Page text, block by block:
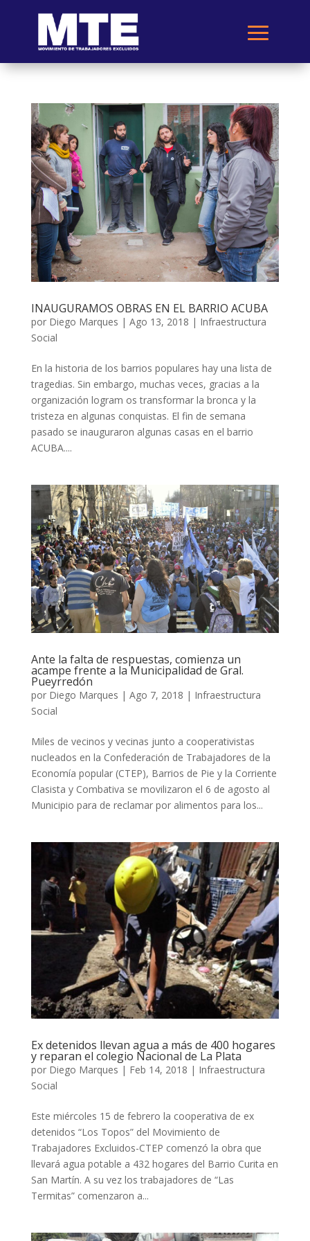
INAUGURAMOS OBRAS EN EL BARRIO ACUBA
por Diego Marques | Ago 13, 2018 | Infraestructura
Social
En la historia de los barrios populares hay una lista de
tragedias. Sin embargo, muchas veces, gracias a la
organización logram os transformar la bronca y la
tristeza en algunas conquistas. El fin de semana
pasado se inauguraron algunas casas en el barrio
ACUBA....
Ante la falta de respuestas, comienza un
acampe frente a la Municipalidad de Gral.
Pueyrredón
por Diego Marques | Ago 7, 2018 | Infraestructura
Social
Miles de vecinos y vecinas junto a cooperativistas
nucleados en la Confederación de Trabajadores de la
Economía popular (CTEP), Barrios de Pie y la Corriente
Clasista y Combativa se movilizaron el 6 de agosto al
Municipio para de reclamar por alimentos para los...
Ex detenidos llevan agua a más de 400 hogares
y reparan el colegio Nacional de La Plata
por Diego Marques | Feb 14, 2018 | Infraestructura
Social
Este miércoles 15 de febrero la cooperativa de ex
detenidos “Los Topos” del Movimiento de
Trabajadores Excluidos-CTEP comenzó la obra que
llevará agua potable a 432 hogares del Barrio Curita en
San Martín. A su vez los trabajadores de “Las
Termitas” comenzaron a...